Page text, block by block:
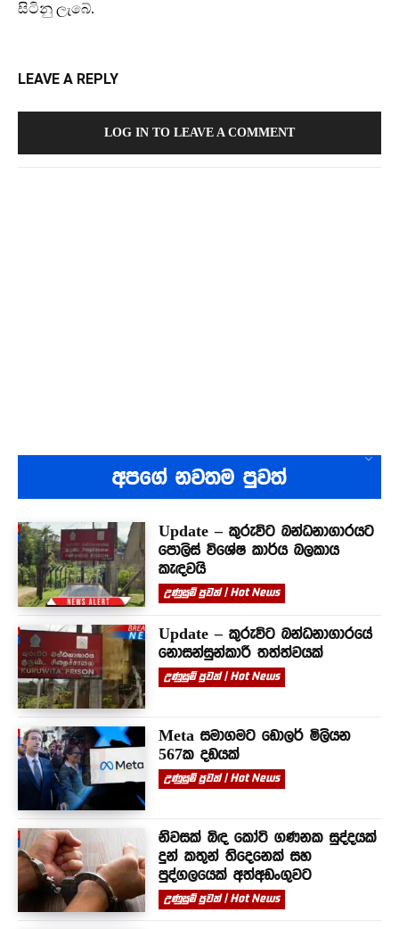
සිටිනු ලැබේ.
LEAVE A REPLY
LOG IN TO LEAVE A COMMENT
අපගේ නවතම පුවත්
Update – කුරුවිට බන්ධනාගාරයට
පොලිස් විශේෂ කාර්ය බලකාය
කැඳවයි
උණුසුම් පුවත් | Hot News
Update – කුරුවිට බන්ධනාගාරයේ
නොසන්සුන්කාරී තත්ත්වයක්
උණුසුම් පුවත් | Hot News
Meta සමාගමට ඩොලර් මිලියන
567ක දඩයක්
උණුසුම් පුවත් | Hot News
නිවසක් බිඳ කෝටි ගණනක සුද්දයක්
දුන් කතුන් තිදෙනෙක් සහ
පුද්ගලයෙක් අත්අඩංගුවට
උණුසුම් පුවත් | Hot News